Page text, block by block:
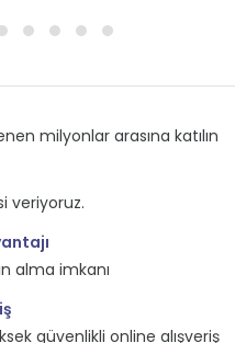
milyonlar arasına katılın
veriyoruz.
alma imkanı
güvenlikli online alışveriş